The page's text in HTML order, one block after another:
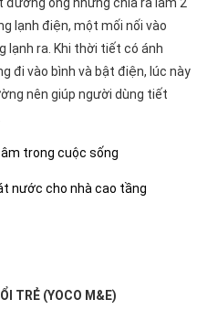
lạnh điện, một mối nối vào
lạnh ra. Khi thời tiết có ánh
đi vào bình và bật điện, lúc này
nên giúp người dùng tiết
trong cuộc sống
nước cho nhà cao tầng
TRẺ (YOCO M&E)